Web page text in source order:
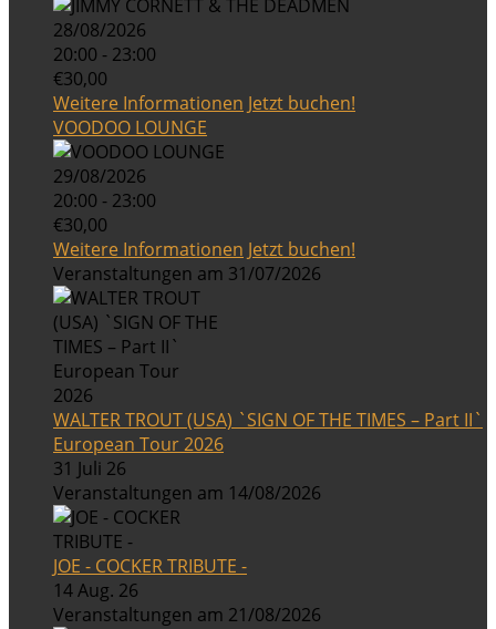
28/08/2026
20:00 - 23:00
€30,00
Weitere Informationen Jetzt buchen!
VOODOO LOUNGE
29/08/2026
20:00 - 23:00
€30,00
Weitere Informationen Jetzt buchen!
Veranstaltungen am 31/07/2026
WALTER TROUT (USA) `SIGN OF THE TIMES – Part II`
European Tour 2026
31 Juli 26
Veranstaltungen am 14/08/2026
JOE - COCKER TRIBUTE -
14 Aug. 26
Veranstaltungen am 21/08/2026